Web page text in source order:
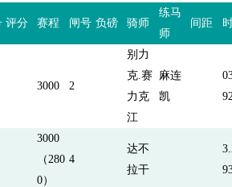
评分 赛程 闸号 负磅 骑师
练马
师
间距
3000 2
别力
克.赛
力克
江
麻连
凯
3000
（280
0）
4
达不
拉干